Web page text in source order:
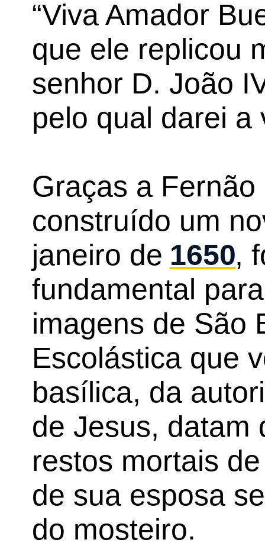
“Viva Amador
que ele replicou
senhor D. João
pelo qual darei a
Graças a
construído um
janeiro de 1650,
fundamental
imagens de São
Escolástica que
basílica, da
de Jesus, datam
restos mortais
de sua esposa
do mosteiro.